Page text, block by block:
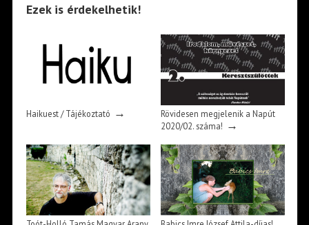
Ezek is érdekelhetik!
Haikuest / Tájékoztató →
Rövidesen megjelenik a Napút
2020/02. száma! →